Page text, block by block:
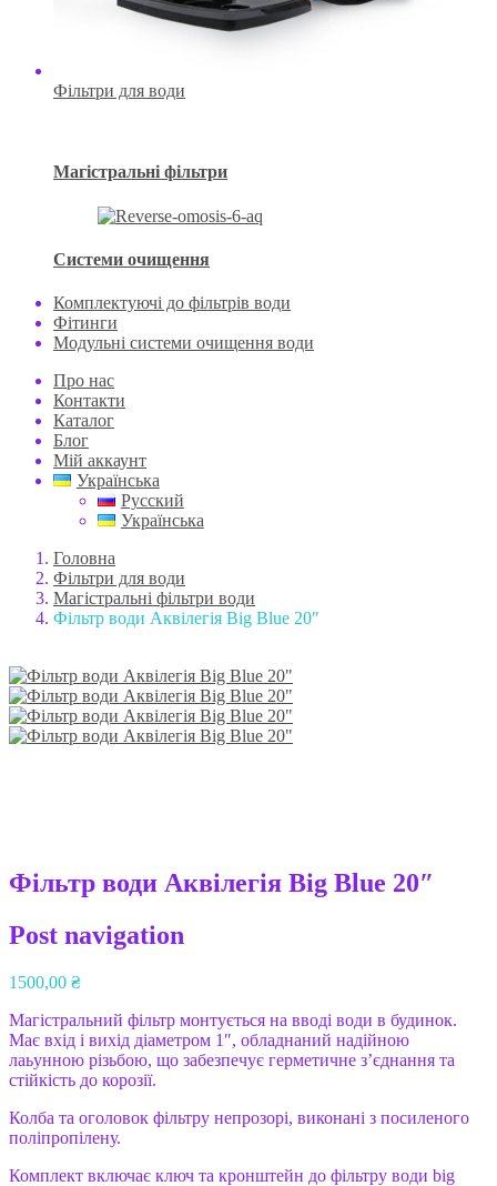
Фільтри для води
Магістральні фільтри
Системи очищення
Комплектуючі до фільтрів води
Фітинги
Модульні системи очищення води
Про нас
Контакти
Каталог
Блог
Мій аккаунт
Українська
Русский
Українська
Головна
Фільтри для води
Магістральні фільтри води
Фільтр води Аквілегія Big Blue 20″
Фільтр води Аквілегія Big Blue 20″
Post navigation
1500,00 ₴
Магістральний фільтр монтується на вводі води в будинок.
Має вхід і вихід діаметром 1″, обладнаний надійною
лаьунною різьбою, що забезпечує герметичне з’єднання та
стійкість до корозії.
Колба та оголовок фільтру непрозорі, виконані з посиленого
поліпропілену.
Комплект включає ключ та кронштейн до фільтру води big